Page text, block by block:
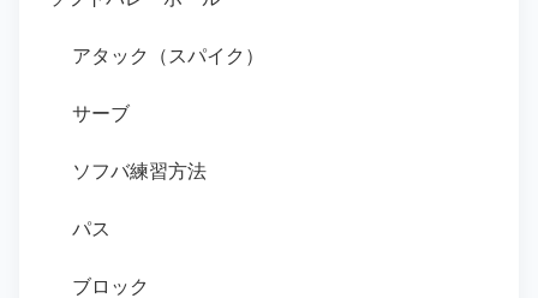
アタック（スパイク）
サーブ
ソフバ練習方法
パス
ブロック